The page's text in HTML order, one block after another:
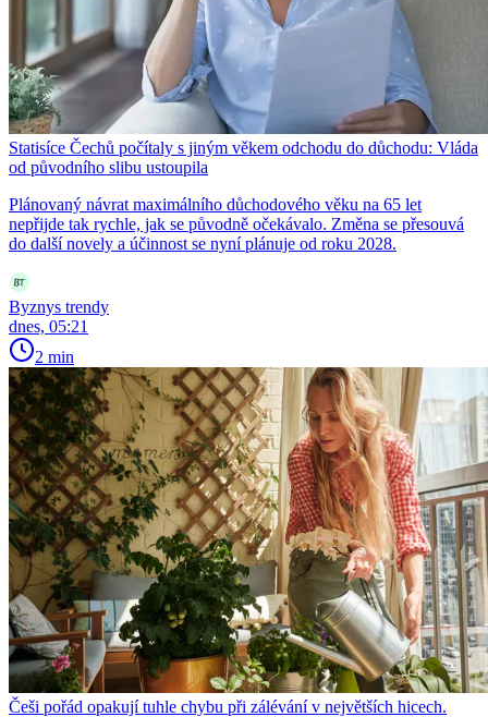
Statisíce Čechů počítaly s jiným věkem odchodu do důchodu: Vláda
od původního slibu ustoupila
Plánovaný návrat maximálního důchodového věku na 65 let
nepřijde tak rychle, jak se původně očekávalo. Změna se přesouvá
do další novely a účinnost se nyní plánuje od roku 2028.
Byznys trendy
dnes, 05:21
2 min
Češi pořád opakují tuhle chybu při zálévání v největších hicech.